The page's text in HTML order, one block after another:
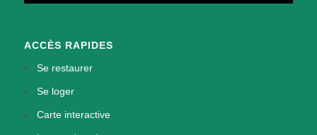
ACCÈS RAPIDES
Se restaurer
Se loger
Carte interactive